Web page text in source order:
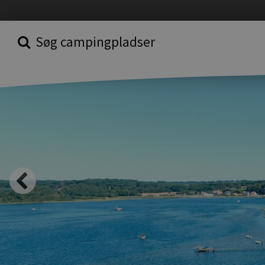
Søg campingpladser